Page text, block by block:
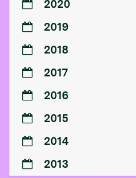
2020
2019
2018
2017
2016
2015
2014
2013